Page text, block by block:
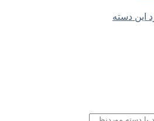
این دسته